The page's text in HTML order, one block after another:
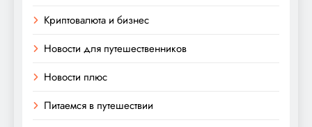
Криптовалюта и бизнес
Новости для путешественников
Новости плюс
Питаемся в путешествии